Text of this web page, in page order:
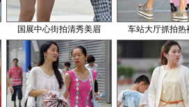
国展中心街拍清秀美眉 车站大厅抓拍热